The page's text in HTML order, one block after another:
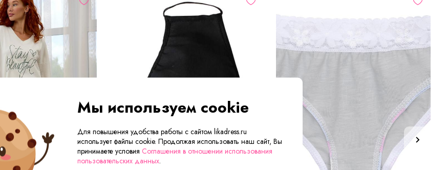
Мы используем cookie
Для повышения удобства работы с сайтом likadress.ru
использует файлы cookie. Продолжая использовать наш сайт, Вы
принимаете условия Соглашения в отношении использования
пользовательских данных.